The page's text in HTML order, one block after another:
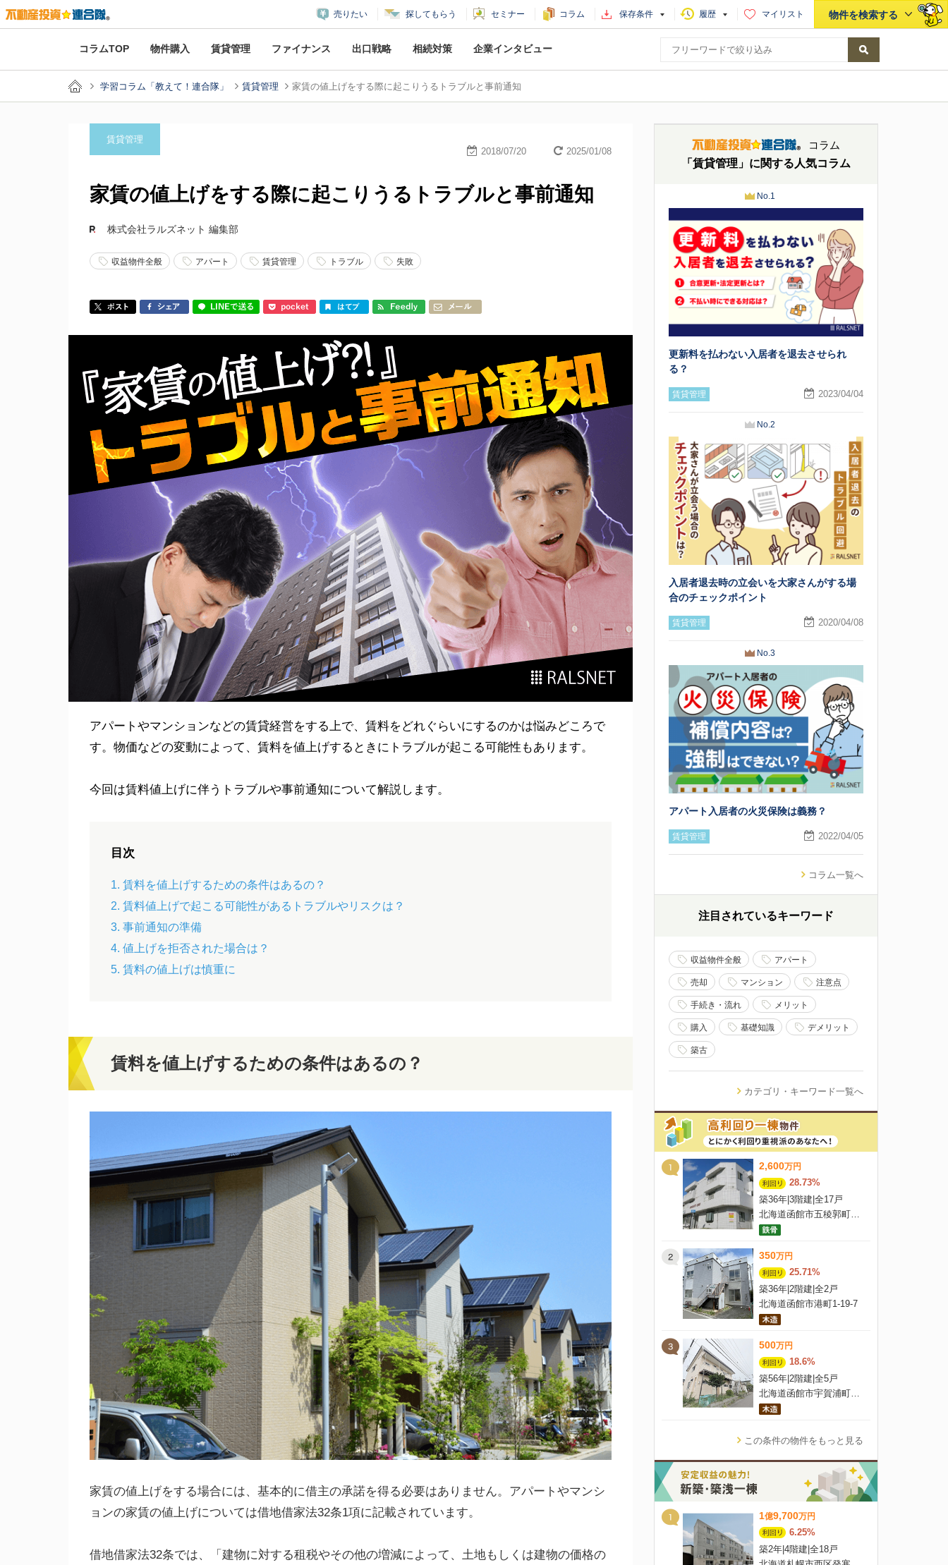
コラムTOP 物件購入 賃貸管理 ファイナンス 出口戦略 相続対策 企業インタビュー
学習コラム「教えて！連合隊」 賃貸管理 家賃の値上げをする際に起こりうるトラブルと事前通知
賃貸管理
2018/07/20
2025/01/08
家賃の値上げをする際に起こりうるトラブルと事前通知
株式会社ラルズネット 編集部
収益物件全般 アパート 賃貸管理 トラブル 失敗
アパートやマンションなどの賃貸経営をする上で、賃料をどれぐらいにするのかは悩みどころで
す。物価などの変動によって、賃料を値上げするときにトラブルが起こる可能性もあります。
今回は賃料値上げに伴うトラブルや事前通知について解説します。
目次
1. 賃料を値上げするための条件はあるの？
2. 賃料値上げで起こる可能性があるトラブルやリスクは？
3. 事前通知の準備
4. 値上げを拒否された場合は？
5. 賃料の値上げは慎重に
賃料を値上げするための条件はあるの？
家賃の値上げをする場合には、基本的に借主の承諾を得る必要はありません。アパートやマンシ
ョンの家賃の値上げについては借地借家法32条1項に記載されています。
借地借家法32条では、「建物に対する租税やその他の増減によって、土地もしくは建物の価格の
コラム
「賃貸管理」に関する人気コラム
No.1
更新料を払わない入居者を退去させられ
る？
賃貸管理 2023/04/04
No.2
入居者退去時の立会いを大家さんがする場
合のチェックポイント
賃貸管理 2020/04/08
No.3
アパート入居者の火災保険は義務？
賃貸管理 2022/04/05
コラム一覧へ
注目されているキーワード
収益物件全般 アパート
売却 マンション 注意点
手続き・流れ メリット
購入 基礎知識 デメリット
築古
カテゴリ・キーワード一覧へ
2,600万円
28.73%
築36年 3階建 全17戸
北海道函館市五稜郭町3-1
350万円
25.71%
築36年 2階建 全2戸
北海道函館市港町1-19-7
500万円
18.6%
築56年 2階建 全5戸
北海道函館市宇賀浦町3番15号
この条件の物件をもっと見る
1億9,700万円
6.25%
築2年|4階建|全18戸
売りたい 探してもらう セミナー コラム 保存条件 履歴 マイリスト 物件を検索する